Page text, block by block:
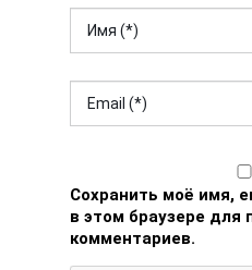
Сохранить моё имя,
в этом браузере
комментариев.